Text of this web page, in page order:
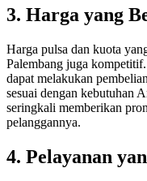
3. Harga yang
Harga pulsa dan kuota
Palembang juga
dapat melakukan
sesuai dengan kebutuhan
seringkali memberikan
pelanggannya.
4. Pelayanan